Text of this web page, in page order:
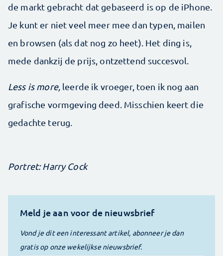
de markt gebracht dat gebaseerd is op de iPhone.
Je kunt er niet veel meer mee dan typen, mailen
en browsen (als dat nog zo heet). Het ding is,
mede dankzij de prijs, ontzettend succesvol.
Less is more, leerde ik vroeger, toen ik nog aan
grafische vormgeving deed. Misschien keert die
gedachte terug.
Portret: Harry Cock
Meld je aan voor de nieuwsbrief
Vond je dit een interessant artikel, abonneer je dan
gratis op onze wekelijkse nieuwsbrief.